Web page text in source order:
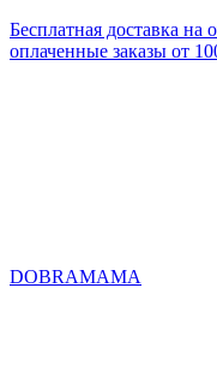
Бесплатная доставка на
оплаченные заказы от
DOBRAMAMA